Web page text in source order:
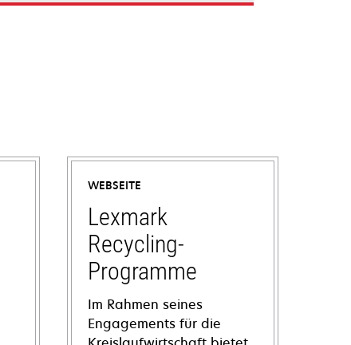
WEBSEITE
Lexmark
Recycling-
Programme
Im Rahmen seines
Engagements für die